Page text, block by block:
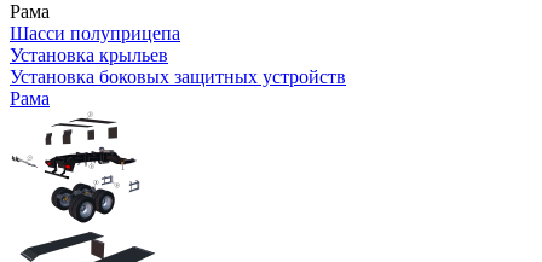
Рама
Шасси полуприцепа
Установка крыльев
Установка боковых защитных устройств
Рама